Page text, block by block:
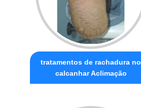
tratamentos de rachadura no
calcanhar Aclimação